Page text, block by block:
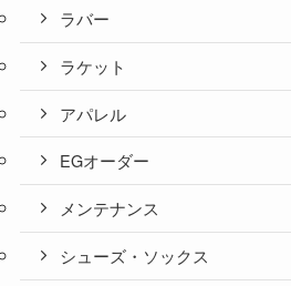
ラバー
ラケット
アパレル
EGオーダー
メンテナンス
シューズ・ソックス